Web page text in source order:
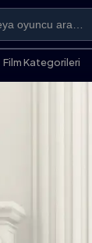
Film Kategorileri